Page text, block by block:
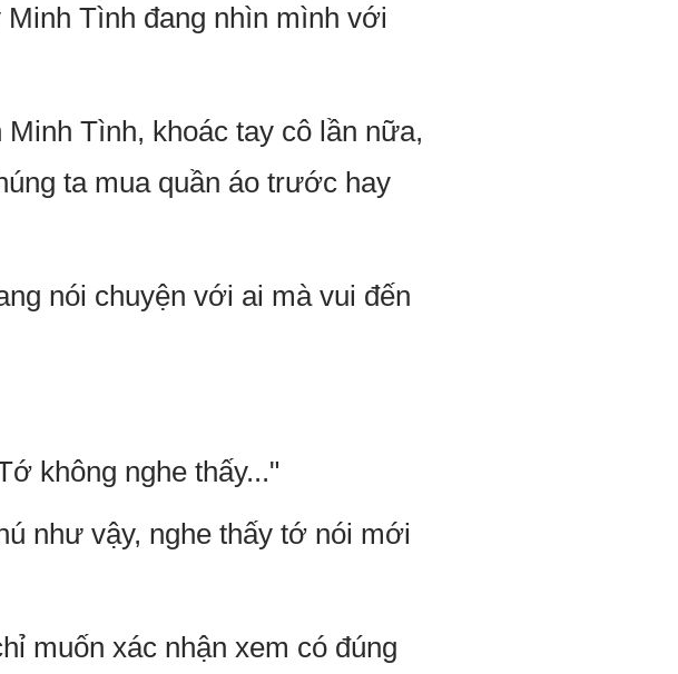
Tình đang nhìn mình với
Tình, khoác tay cô lần nữa,
ta mua quần áo trước hay
nói chuyện với ai mà vui đến
không nghe thấy..."
như vậy, nghe thấy tớ nói mới
muốn xác nhận xem có đúng